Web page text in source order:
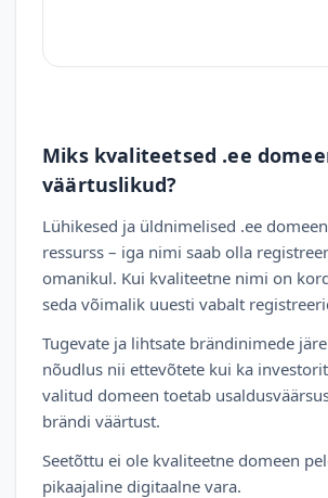
Miks kvaliteetsed .ee
väärtuslikud?
Lühikesed ja üldnimelised .ee
ressurss – iga nimi saab olla
omanikul. Kui kvaliteetne nimi on
seda võimalik uuesti vabalt
Tugevate ja lihtsate brändinimede
nõudlus nii ettevõtete kui ka
valitud domeen toetab
brändi väärtust.
Seetõttu ei ole kvaliteetne domeen
pikaajaline digitaalne vara.